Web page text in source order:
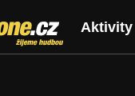
Aktivity